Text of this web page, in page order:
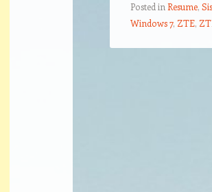
Posted in Resume,
Windows 7, ZTE,